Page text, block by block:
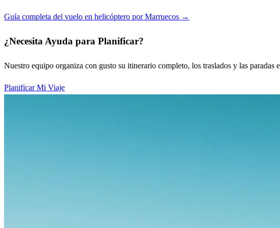
Guía completa del vuelo en helicóptero por Marruecos →
¿Necesita Ayuda para Planificar?
Nuestro equipo organiza con gusto su itinerario completo, los traslados y las paradas
Planificar Mi Viaje